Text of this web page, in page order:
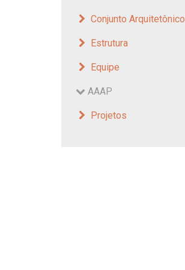
Conjunto Arquitetônico
Estrutura
Equipe
AAAP
Projetos